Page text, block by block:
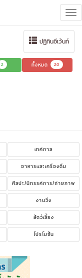
ปฏิทินอีเว้นท์
2 ทั้งหมด 20
เทศกาล
อาหารและเครื่องดื่ม
ศิลปะ/นิทรรศการ/ถ่ายภาพ
งานวิ่ง
สัตว์เลี้ยง
โปรโมชั่น